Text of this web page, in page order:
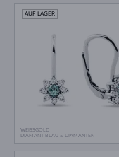
WEISSGOLD
DIAMANT BLAU & DIAMANTEN
AUF LAGER